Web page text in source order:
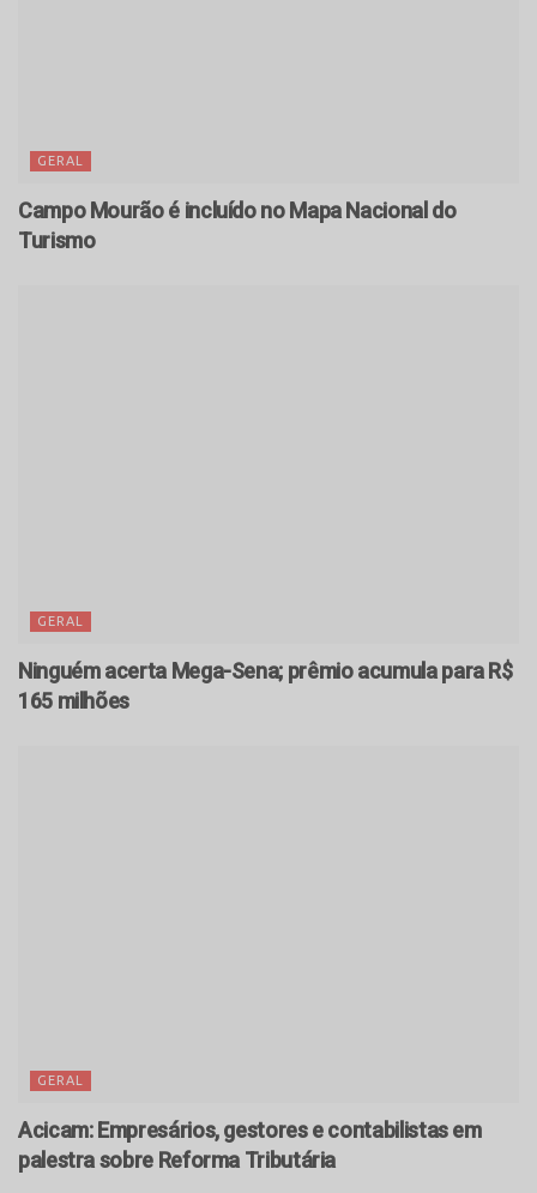
GERAL
Campo Mourão é incluído no Mapa Nacional do
Turismo
GERAL
Ninguém acerta Mega-Sena; prêmio acumula para R$
165 milhões
GERAL
Acicam: Empresários, gestores e contabilistas em
palestra sobre Reforma Tributária